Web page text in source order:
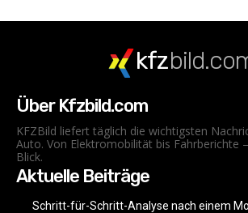
kfz
Über Kfzbild.com
KFZBild liefert täglich die wichtigsten
Auto. Von Elektromobilität bis Fahrberichte
Blick.
Aktuelle Beiträge
Schritt-für-Schritt-Analyse nach einem